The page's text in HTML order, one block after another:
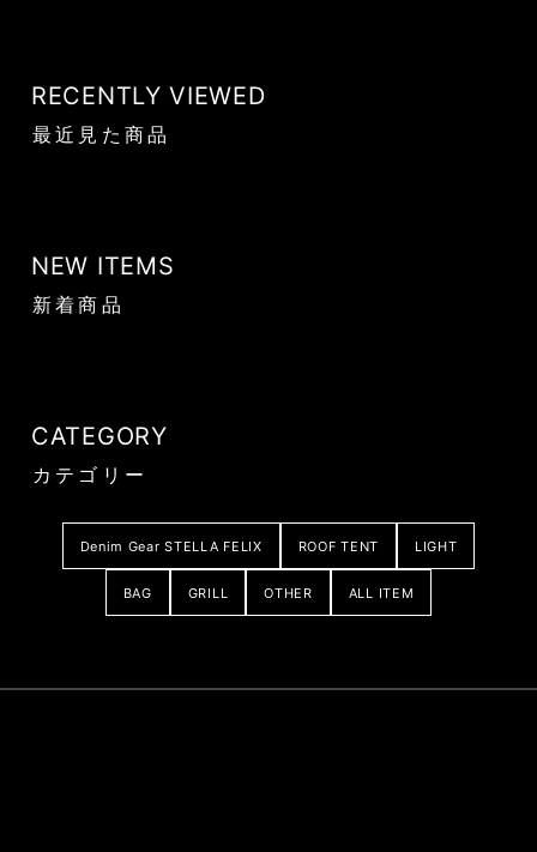
RECENTLY VIEWED
最近見た商品
NEW ITEMS
新着商品
CATEGORY
カテゴリー
Denim Gear STELLA FELIX ROOF TENT LIGHT
BAG GRILL OTHER ALL ITEM